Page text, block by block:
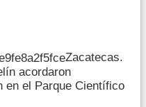
Zacatecas.
acordaron
en el Parque Científico